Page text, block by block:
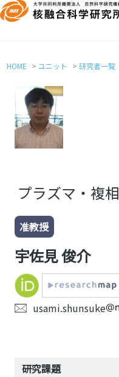
HOME ユニット 研究者一覧
プラズマ・複
准教授
宇佐見 俊介
usami.shunsuke
研究課題